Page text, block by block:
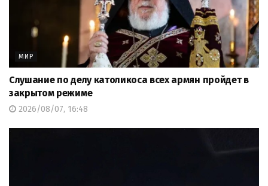
МИР
Слушание по делу католикоса всех армян пройдет в
закрытом режиме
2026/08/07, 16:48